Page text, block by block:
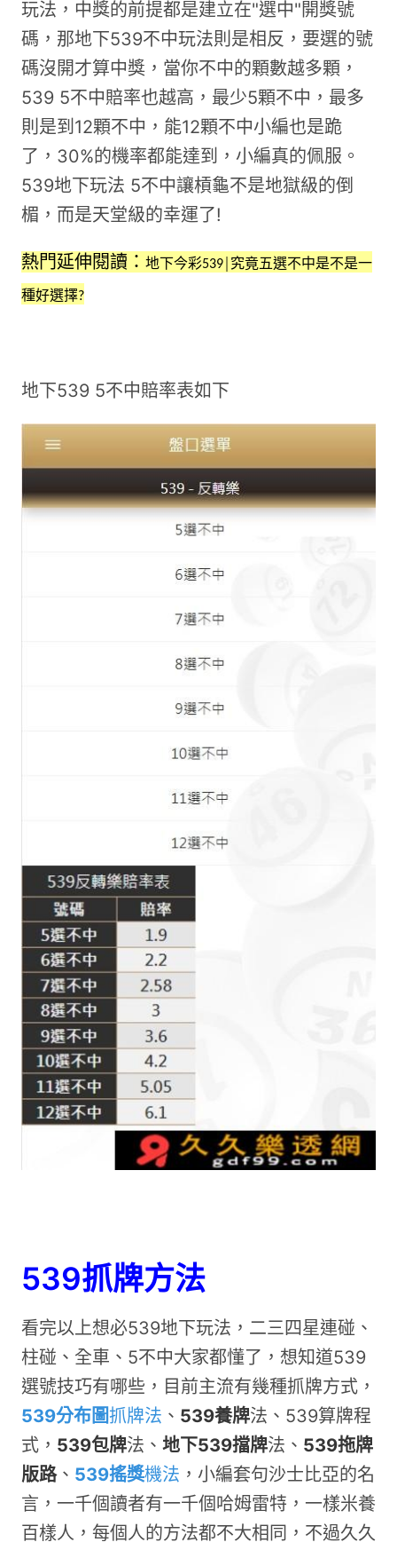
玩法，中獎的前提都是建立在"選中"開獎號
碼，那地下539不中玩法則是相反，要選的號
碼沒開才算中獎，當你不中的顆數越多顆，
539 5不中賠率也越高，最少5顆不中，最多
則是到12顆不中，能12顆不中小編也是跪
了，30%的機率都能達到，小編真的佩服。
539地下玩法 5不中讓槓龜不是地獄級的倒
楣，而是天堂級的幸運了!
熱門延伸閱讀： 地下今彩539│究竟五選不中是不是一
種好選擇?
地下539 5不中賠率表如下
539抓牌方法
看完以上想必539地下玩法，二三四星連碰、
柱碰、全車、5不中大家都懂了，想知道539
選號技巧有哪些，目前主流有幾種抓牌方式，
539分布圖抓牌法 、 539養牌法、539算牌程
式， 539包牌法、 地下539擋牌法、 539拖牌
版路、 539搖獎機法 ，小編套句沙士比亞的名
言，一千個讀者有一千個哈姆雷特，一樣米養
百樣人，每個人的方法都不大相同，不過久久